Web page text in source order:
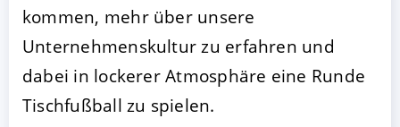
kommen, mehr über unsere
Unternehmenskultur zu erfahren und
dabei in lockerer Atmosphäre eine Runde
Tischfußball zu spielen.
AKZEPTIEREN KONFIGURIEREN
Impressum|Datenschutz